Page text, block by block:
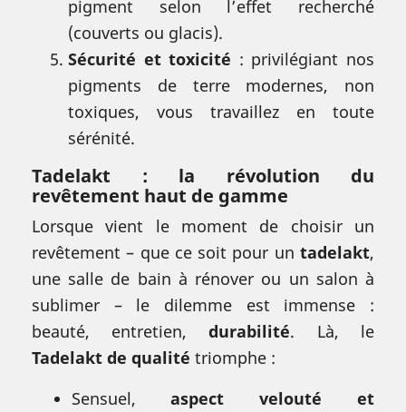
pigment selon l’effet recherché
(couverts ou glacis).
Sécurité et toxicité : privilégiant nos
pigments de terre modernes, non
toxiques, vous travaillez en toute
sérénité.
Tadelakt : la révolution du
revêtement haut de gamme
Lorsque vient le moment de choisir un
revêtement – que ce soit pour un tadelakt,
une salle de bain à rénover ou un salon à
sublimer – le dilemme est immense :
beauté, entretien, durabilité. Là, le
Tadelakt de qualité triomphe :
Sensuel, aspect velouté et